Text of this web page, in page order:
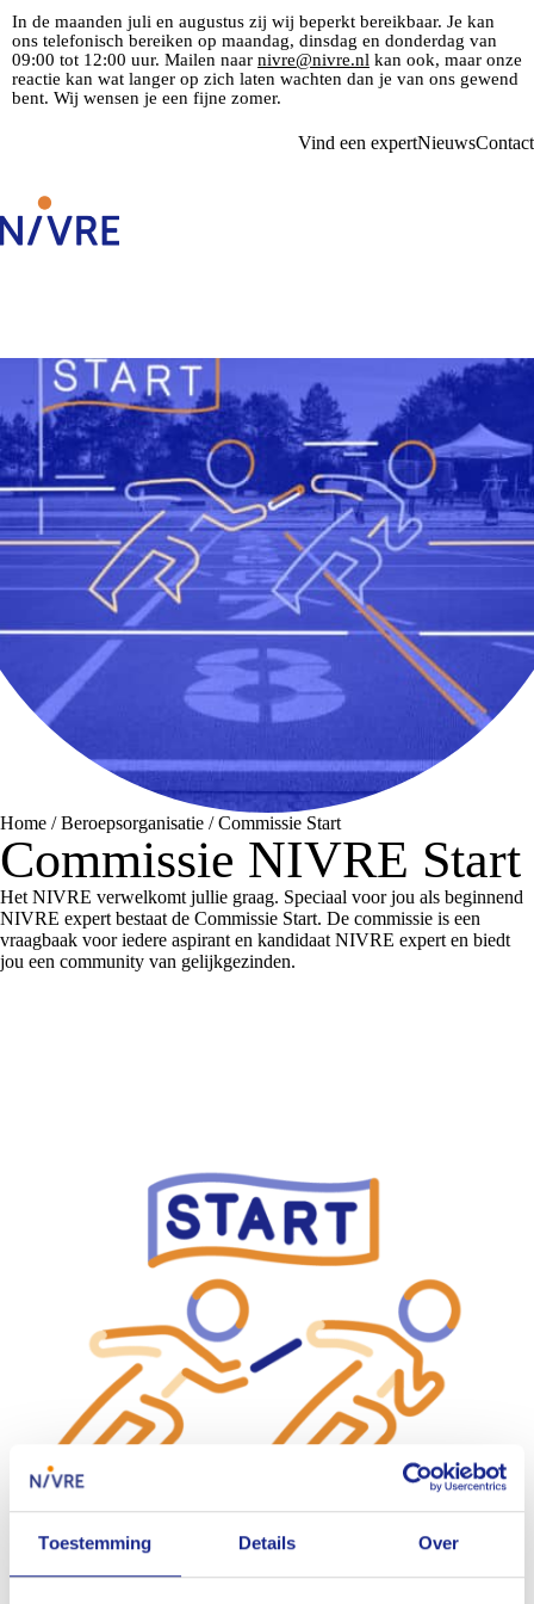
Toestemming Details Over
In de maanden juli en augustus zij wij beperkt bereikbaar. Je kan
ons telefonisch bereiken op maandag, dinsdag en donderdag van
09:00 tot 12:00 uur. Mailen naar nivre@nivre.nl kan ook, maar onze
reactie kan wat langer op zich laten wachten dan je van ons gewend
bent. Wij wensen je een fijne zomer.
Vind een expertNieuwsContact
Home/Beroepsorganisatie/Commissie Start
Commissie NIVRE Start
Het NIVRE verwelkomt jullie graag. Speciaal voor jou als beginnend
NIVRE expert bestaat de Commissie Start. De commissie is een
vraagbaak voor iedere aspirant en kandidaat NIVRE expert en biedt
jou een community van gelijkgezinden.